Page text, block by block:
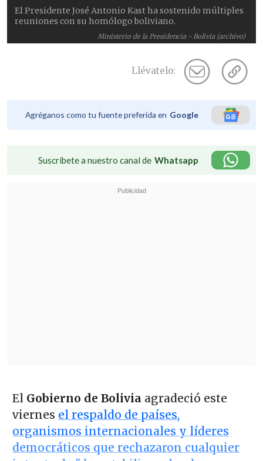
Ministerio de la Presidencia - Bolivia (archivo)
El Presidente José Antonio Kast ha sostenido múltiples
reuniones con su homólogo boliviano.
Llévatelo:
Agréganos como tu fuente preferida en Google
Suscríbete a nuestro canal de Whatsapp
El Gobierno de Bolivia agradeció este
viernes el respaldo de países,
organismos internacionales y líderes
democráticos que rechazaron cualquier